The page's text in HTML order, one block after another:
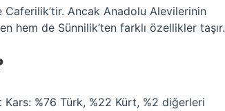
Ancak Anadolu Alevilerinin
hem de Sünnilik’ten farklı özellikler taşır.
%76 Türk, %22 Kürt, %2 diğerleri